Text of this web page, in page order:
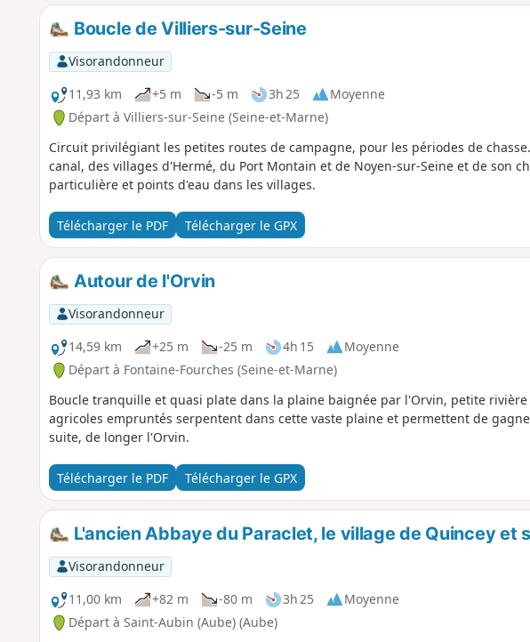
Boucle de Villiers-sur-Seine
Visorandonneur
11,93 km
+5 m -5 m 3h 25
Moyenne
Départ à Villiers-sur-Seine (Seine-et-Marne)
Circuit privilégiant les petites routes de campagne, pour les périodes de
canal, des villages d'Hermé, du Port Montain et de Noyen-sur-Seine et de son
particulière et points d'eau dans les villages.
Télécharger le PDF Télécharger le GPX
Autour de l'Orvin
Visorandonneur
14,59 km
+25 m -25 m 4h 15
Moyenne
Départ à Fontaine-Fourches (Seine-et-Marne)
Boucle tranquille et quasi plate dans la plaine baignée par l'Orvin, petite rivière
agricoles empruntés serpentent dans cette vaste plaine et permettent de
suite, de longer l'Orvin.
Télécharger le PDF Télécharger le GPX
L'ancien Abbaye du Paraclet, le village de Quincey et
Visorandonneur
11,00 km
+82 m -80 m 3h 25
Moyenne
Départ à Saint-Aubin (Aube) (Aube)